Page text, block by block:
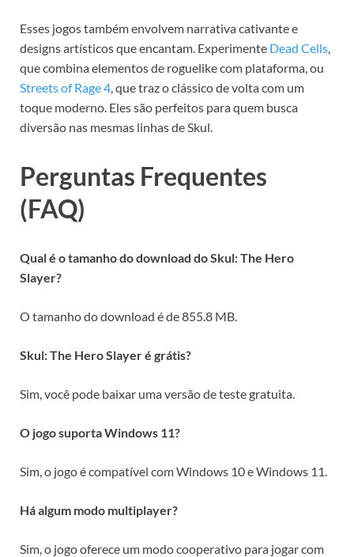
Esses jogos também envolvem narrativa cativante e
designs artísticos que encantam. Experimente Dead Cells,
que combina elementos de roguelike com plataforma, ou
Streets of Rage 4, que traz o clássico de volta com um
toque moderno. Eles são perfeitos para quem busca
diversão nas mesmas linhas de Skul.
Perguntas Frequentes
(FAQ)
Qual é o tamanho do download do Skul: The Hero
Slayer?
O tamanho do download é de 855.8 MB.
Skul: The Hero Slayer é grátis?
Sim, você pode baixar uma versão de teste gratuita.
O jogo suporta Windows 11?
Sim, o jogo é compatível com Windows 10 e Windows 11.
Há algum modo multiplayer?
Sim, o jogo oferece um modo cooperativo para jogar com